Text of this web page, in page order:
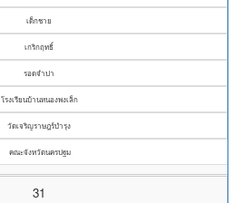
เด็กชาย
เกริกฤทธิ์
รอดจำปา
โรงเรียนบ้านหนองพงเล็ก
วัดเจริญราษฎร์บำรุง
คณะจังหวัดนครปฐม
31